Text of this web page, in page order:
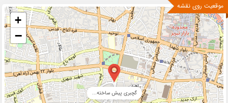
موقعیت روی نقشه
گچبری پیش ساخته...
+
−